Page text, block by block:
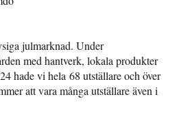
julmarknad. Under
med hantverk, lokala produkter
hade vi hela 68 utställare och över
att vara många utställare även i